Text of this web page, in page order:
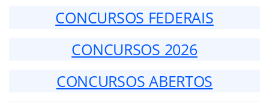
CONCURSOS FEDERAIS
CONCURSOS 2026
CONCURSOS ABERTOS